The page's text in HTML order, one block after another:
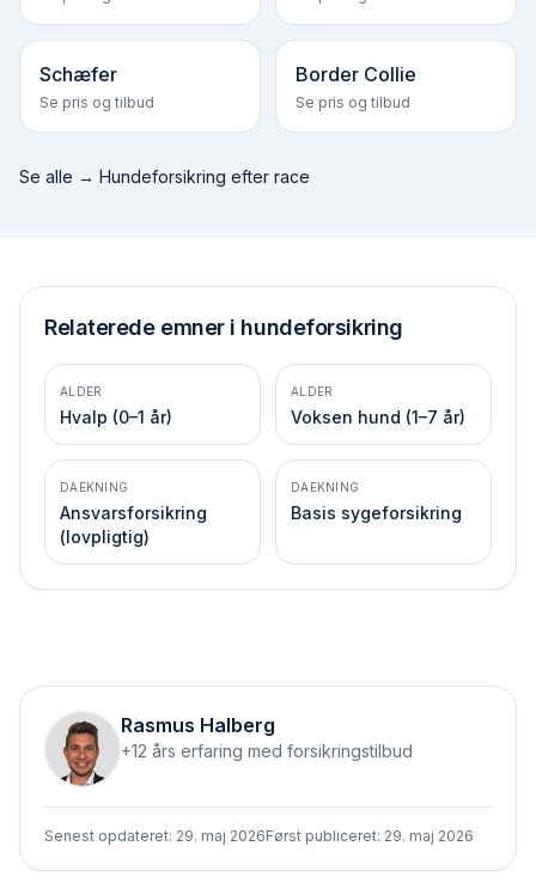
Schæfer
Se pris og tilbud
Border Collie
Se pris og tilbud
Se alle → Hundeforsikring efter race
Relaterede emner i hundeforsikring
ALDER
Hvalp (0–1 år)
ALDER
Voksen hund (1–7 år)
DAEKNING
Ansvarsforsikring
(lovpligtig)
DAEKNING
Basis syge­forsikring
Rasmus Halberg
+12 års erfaring med forsikringstilbud
Senest opdateret: 29. maj 2026Først publiceret: 29. maj 2026